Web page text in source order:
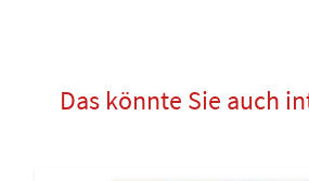
Das könnte Sie auch